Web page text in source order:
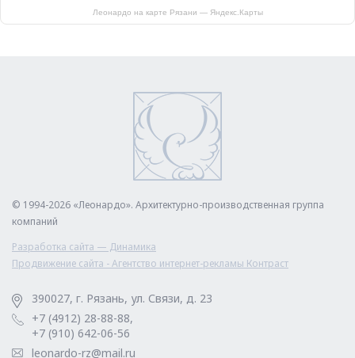
Леонардо на карте Рязани — Яндекс.Карты
© 1994-2026 «Леонардо». Архитектурно-производственная группа
компаний
Разработка сайта — Динамика
Продвижение сайта - Агентство интернет-рекламы Контраст
390027, г. Рязань, ул. Связи, д. 23
+7 (4912) 28-88-88,
+7 (910) 642-06-56
leonardo-rz@mail.ru